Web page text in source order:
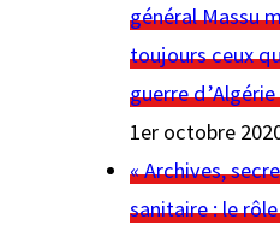
général Massu
toujours ceux
guerre d’Algérie
1er octobre
« Archives,
sanitaire : le